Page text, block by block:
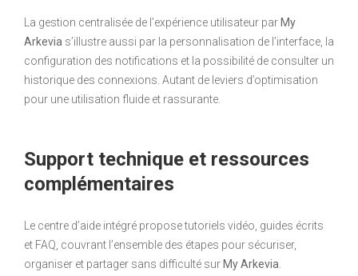
La gestion centralisée de l’expérience utilisateur par My
Arkevia s’illustre aussi par la personnalisation de l’interface, la
configuration des notifications et la possibilité de consulter un
historique des connexions. Autant de leviers d’optimisation
pour une utilisation fluide et rassurante.
Support technique et ressources
complémentaires
Le centre d’aide intégré propose tutoriels vidéo, guides écrits
et FAQ, couvrant l’ensemble des étapes pour sécuriser,
organiser et partager sans difficulté sur My Arkevia